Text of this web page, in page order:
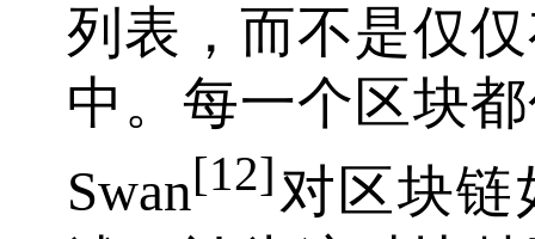
列表，而不是仅
中。每一个区块
Swan[12]对区块链